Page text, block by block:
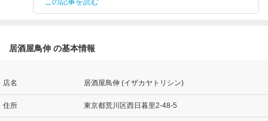
居酒屋鳥伸 の基本情報
店名 居酒屋鳥伸 (イザカヤトリシン)
住所 東京都荒川区西日暮里2-48-5